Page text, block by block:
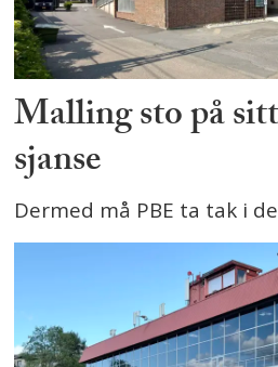
Malling sto på
sjanse
Dermed må PBE ta tak i